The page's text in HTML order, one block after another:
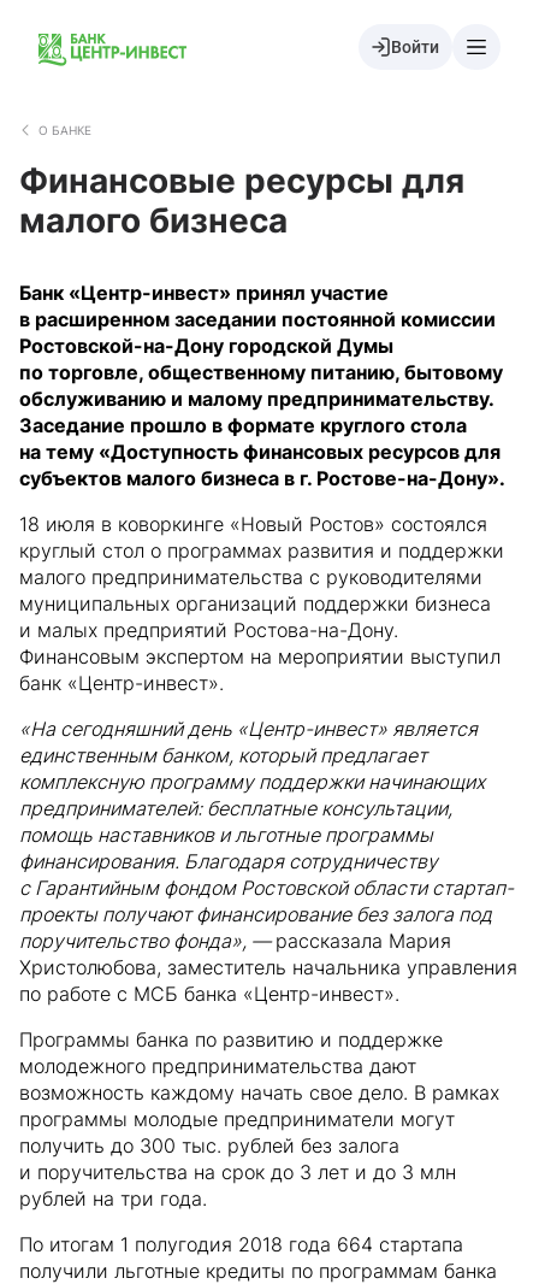
Войти
О БАНКЕ
Финансовые ресурсы для
малого бизнеса
Банк «Центр-инвест» принял участие
в расширенном заседании постоянной комиссии
Ростовской-на-Дону городской Думы
по торговле, общественному питанию, бытовому
обслуживанию и малому предпринимательству.
Заседание прошло в формате круглого стола
на тему «Доступность финансовых ресурсов для
субъектов малого бизнеса в г. Ростове-на-Дону».
18 июля в коворкинге «Новый Ростов» состоялся
круглый стол о программах развития и поддержки
малого предпринимательства с руководителями
муниципальных организаций поддержки бизнеса
и малых предприятий Ростова-на-Дону.
Финансовым экспертом на мероприятии выступил
банк «Центр-инвест».
«На сегодняшний день «Центр-инвест» является
единственным банком, который предлагает
комплексную программу поддержки начинающих
предпринимателей: бесплатные консультации,
помощь наставников и льготные программы
финансирования. Благодаря сотрудничеству
с Гарантийным фондом Ростовской области стартап-
проекты получают финансирование без залога под
поручительство фонда», —рассказала Мария
Христолюбова, заместитель начальника управления
по работе с МСБ банка «Центр-инвест».
Программы банка по развитию и поддержке
молодежного предпринимательства дают
возможность каждому начать свое дело. В рамках
программы молодые предприниматели могут
получить до 300 тыс. рублей без залога
и поручительства на срок до 3 лет и до 3 млн
рублей на три года.
По итогам 1 полугодия 2018 года 664 стартапа
получили льготные кредиты по программам банка